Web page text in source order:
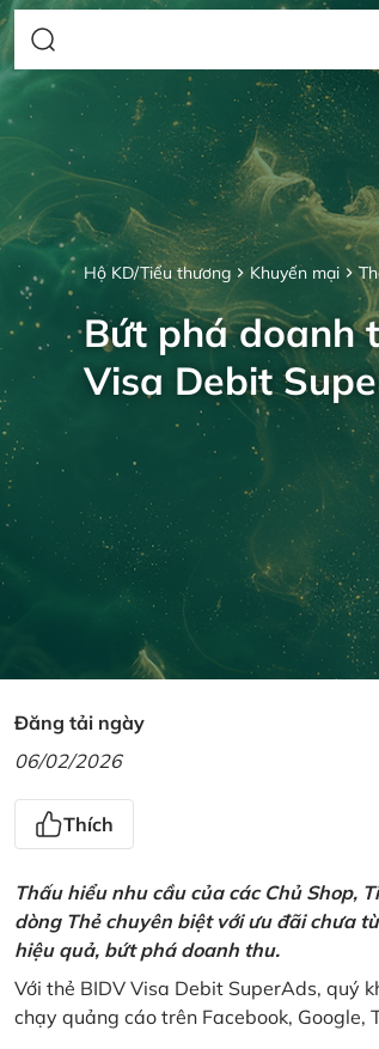
Hộ KD/Tiểu thương Khuyến mại
Bứt phá doanh
Visa Debit
Đăng tải ngày
06/02/2026
Thích
Thấu hiểu nhu cầu của các Chủ Shop,
dòng Thẻ chuyên biệt với ưu đãi chưa
hiệu quả, bứt phá doanh thu.
Với thẻ BIDV Visa Debit SuperAds, quý
chạy quảng cáo trên Facebook, Google,